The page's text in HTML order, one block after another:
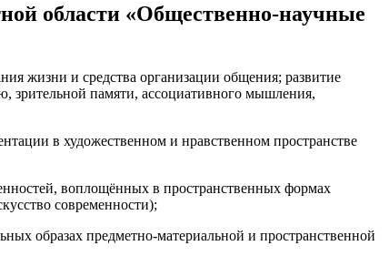
области «Общественно-научные
жизни и средства организации общения; развитие
зрительной памяти, ассоциативного мышления,
в художественном и нравственном пространстве
воплощённых в пространственных формах
современности);
образах предметно-материальной и пространственной